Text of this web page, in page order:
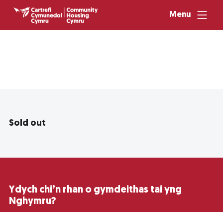
Menu
Sold out
Ydych chi’n rhan o gymdeithas tai yng
Nghymru?